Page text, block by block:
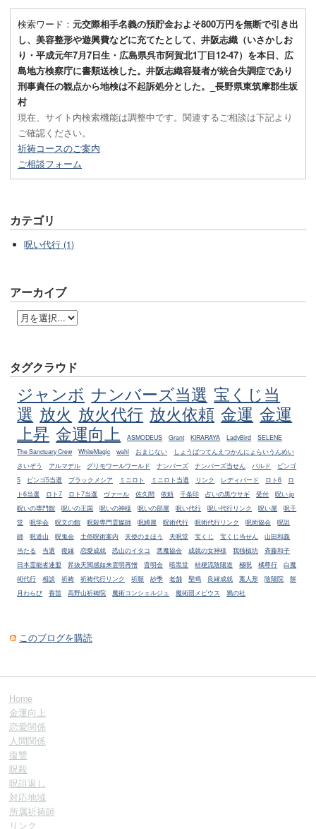
検索ワード： 元交際相手名義の預貯金およそ800万円を無断で引き出
し、美容整形や遊興費などに充てたとして、井阪志織（いさかしお
り・平成元年7月7日生・広島県呉市阿賀北1丁目12-47）を本日、広
島地方検察庁に書類送検した。井阪志織容疑者が統合失調症であり
刑事責任の観点から地検は不起訴処分とした。_長野県東筑摩郡生坂
村
現在、サイト内検索機能は調整中です。関連するご相談は下記より
ご確認ください。
祈祷コースのご案内
ご相談フォーム
カテゴリ
呪い代行 (1)
アーカイブ
タグクラウド
ジャンボ ナンバーズ当選 宝くじ当
選 放火 放火代行 放火依頼 金運 金運
上昇 金運向上 ASMODEUS Grant KIRARAYA LadyBird
SELENE
The Sanctuary Crew
WhiteMagic wahl おまじない
しょうばつてんえつかんにょらいうんめい
さいぞう
アルマデル グリモワールワールド ナンバーズ ナンバーズ当せん バルド
ビンゴ
5
ビンゴ5当選 ブラックメシア ミニロト ミニロト当選 リンク レディバード ロト6
ロ
ト6当選
ロト7 ロト7当選 ヴァール 佐久間 依頼 千条印 占いの黒ウサギ 受付
呪い.jp
呪いの専門館
呪いの王国 呪いの神様 呪いの部屋 呪い代行 呪い代行リンク 呪い屋
呪千
堂
呪学会 呪文の館 呪殺専門霊媒師 呪縛屋 呪術代行 呪術代行リンク 呪術協会
呪詛
師
呪道山 呪鬼会 土俗呪術案内 天使のまほう 天呪堂 宝くじ 宝くじ当せん
山田和義
当たる
当選 復縁 恋愛成就 恐山のイタコ 悪魔協会 成就の女神様 我独槙坊
斉藤和子
日本霊能者連盟
昇抜天閲感如来雲明再憎 晋明会 暗黒堂 桔梗流陰陽道 極呪 橘尊行
白魔
術代行
相談 祈祷 祈祷代行リンク 祈願 紗季 老舗 聖鳴 良縁成就 藁人形 陰陽院
餅
月わらび
香苗 高野山祈祷院 魔術コンシェルジュ 魔術団メビウス 鴉の社
このブログを購読
Home
金運向上
恋愛関係
人間関係
復讐
呪殺
呪詛返し
対応地域
所属祈祷師
リンク